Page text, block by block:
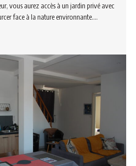
vous aurez accès à un jardin privé avec
face à la nature environnante.…